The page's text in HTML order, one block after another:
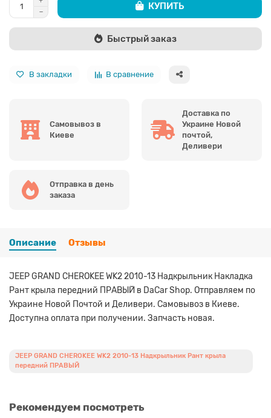
КУПИТЬ
Быстрый заказ
В закладки В сравнение
Самовывоз в
Киеве
Доставка по
Украине Новой
почтой,
Деливери
Отправка в день
заказа
Описание Отзывы
JEEP GRAND CHEROKEE WK2 2010-13 Надкрыльник Накладка
Рант крыла передний ПРАВЫЙ в DaCar Shop. Отправляем по
Украине Новой Почтой и Деливери. Самовывоз в Киеве.
Доступна оплата при получении. Запчасть новая.
JEEP GRAND CHEROKEE WK2 2010-13 Надкрыльник Рант крыла
передний ПРАВЫЙ
Рекомендуем посмотреть